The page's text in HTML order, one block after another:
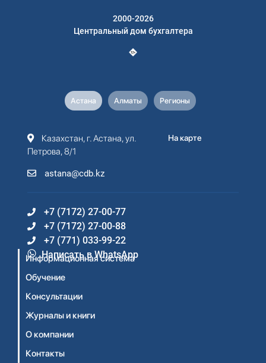
2000-2026
Центральный дом бухгалтера
Астана Алматы Регионы
Казахстан, г. Астана, ул.
Петрова, 8/1
astana@cdb.kz
На карте
+7 (7172) 27-00-77
+7 (7172) 27-00-88
+7 (771) 033-99-22
Написать в WhatsApp
Информационная система
Обучение
Консультации
Журналы и книги
О компании
Контакты